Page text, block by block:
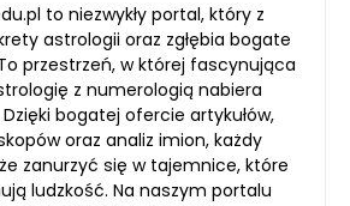
to niezwykły portal, który z
astrologii oraz zgłębia bogate
przestrzeń, w której fascynująca
z numerologią nabiera
bogatej ofercie artykułów,
oraz analiz imion, każdy
zanurzyć się w tajemnice, które
ludzkość. Na naszym portalu